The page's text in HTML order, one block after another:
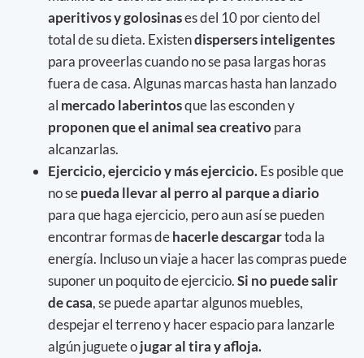
aperitivos y golosinases del 10 por ciento del
total de su dieta. Existendispersers inteligentes
para proveerlas cuando no se pasa largas horas
fuera de casa. Algunas marcas hasta han lanzado
al mercado laberintosque las esconden y
proponen que el animal sea creativopara
alcanzarlas.
Ejercicio, ejercicio y más ejercicio.Es posible que
no sepueda llevar al perro al parque a diario
para que haga ejercicio, pero aun así se pueden
encontrar formas dehacerle descargartoda la
energía. Incluso un viaje a hacer las compras puede
suponer un poquito de ejercicio.Si no puede salir
de casa, se puede apartar algunos muebles,
despejar el terreno y hacer espacio para lanzarle
algún juguete ojugar al tira y afloja.